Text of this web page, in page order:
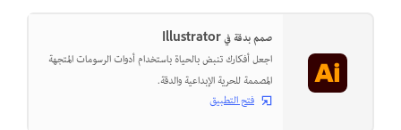
صمم بدقة في Illustrator
اجعل أفكارك تنبض بالحياة باستخدام أدوات الرسومات المتجهة
المصممة للحرية الإبداعية والدقة.
فتح التطبيق